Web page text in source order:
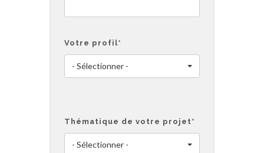
Votre profil*
- Sélectionner -
Thématique de votre projet*
- Sélectionner -